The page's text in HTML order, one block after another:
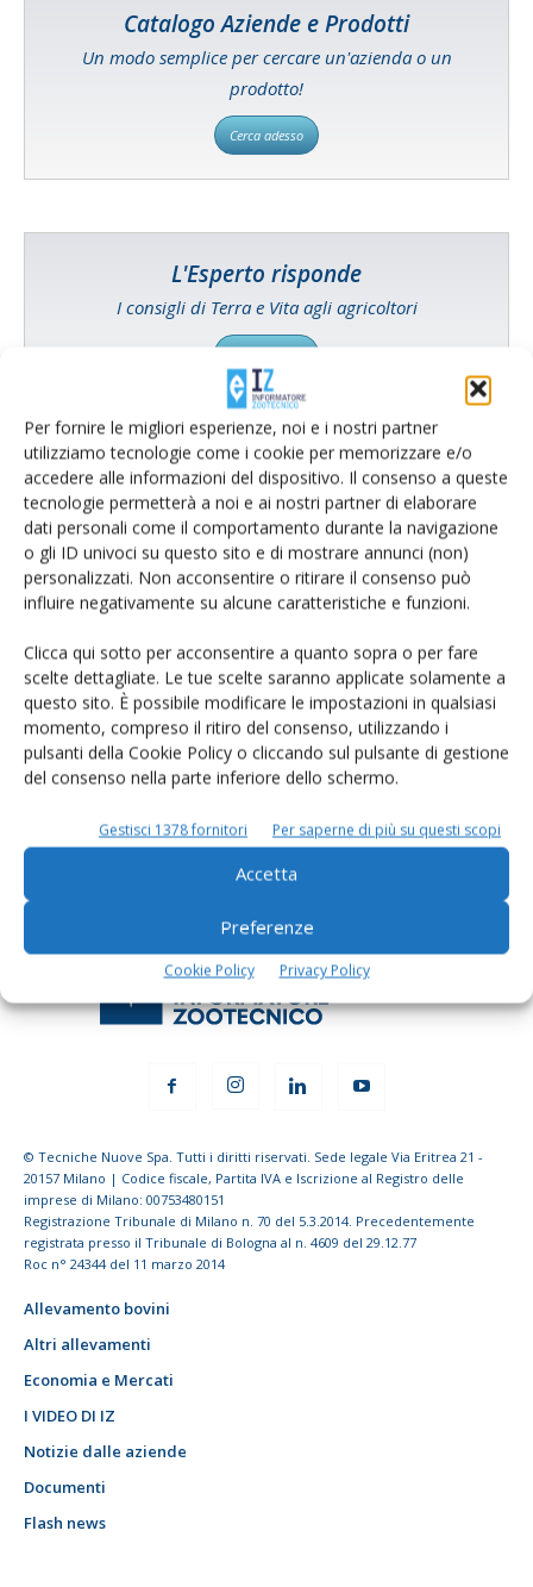
Per fornire le migliori esperienze, noi e i nostri partner
utilizziamo tecnologie come i cookie per memorizzare e/o
accedere alle informazioni del dispositivo. Il consenso a queste
tecnologie permetterà a noi e ai nostri partner di elaborare
dati personali come il comportamento durante la navigazione
o gli ID univoci su questo sito e di mostrare annunci (non)
personalizzati. Non acconsentire o ritirare il consenso può
influire negativamente su alcune caratteristiche e funzioni.
Clicca qui sotto per acconsentire a quanto sopra o per fare
scelte dettagliate. Le tue scelte saranno applicate solamente a
questo sito. È possibile modificare le impostazioni in qualsiasi
momento, compreso il ritiro del consenso, utilizzando i
pulsanti della Cookie Policy o cliccando sul pulsante di gestione
del consenso nella parte inferiore dello schermo.
Gestisci 1378 fornitori Per saperne di più su questi scopi
Accetta
Preferenze
Cookie Policy Privacy Policy
Catalogo Aziende e Prodotti
Un modo semplice per cercare un'azienda o un
prodotto!
Cerca adesso
L'Esperto risponde
I consigli di Terra e Vita agli agricoltori
Rimani aggiornato sul mondo
dell’agricoltura
© Tecniche Nuove Spa. Tutti i diritti riservati. Sede legale Via Eritrea 21 -
20157 Milano | Codice fiscale, Partita IVA e Iscrizione al Registro delle
imprese di Milano: 00753480151
Registrazione Tribunale di Milano n. 70 del 5.3.2014. Precedentemente
registrata presso il Tribunale di Bologna al n. 4609 del 29.12.77
Roc n° 24344 del 11 marzo 2014
Allevamento bovini
Altri allevamenti
Economia e Mercati
I VIDEO DI IZ
Notizie dalle aziende
Documenti
Flash news